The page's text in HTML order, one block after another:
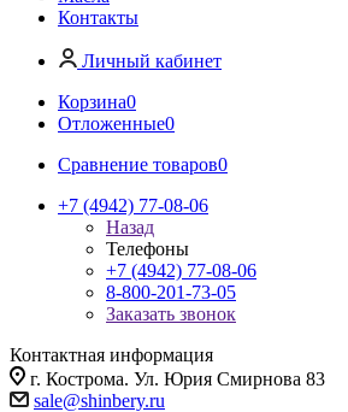
Контакты
Личный кабинет
Корзина0
Отложенные0
Сравнение товаров0
+7 (4942) 77-08-06
Назад
Телефоны
+7 (4942) 77-08-06
8-800-201-73-05
Заказать звонок
Контактная информация
г. Кострома. Ул. Юрия Смирнова 83
sale@shinbery.ru